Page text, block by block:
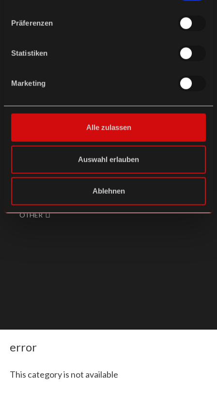
Präferenzen
Statistiken
Marketing
Alle zulassen
Auswahl erlauben
Ablehnen
OTHER
error
This category is not available